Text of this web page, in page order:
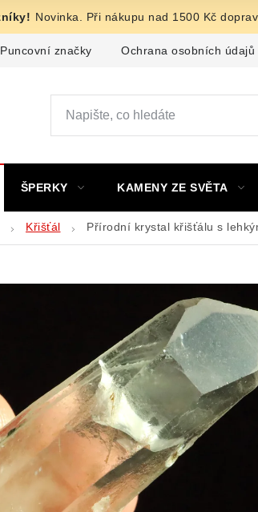
Novinka. Při nákupu nad 1500 Kč
Puncovní značky Ochrana osobních údajů
ŠPERKY KAMENY ZE SVĚTA
Křišťál Přírodní krystal křišťálu s